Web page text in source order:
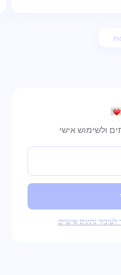
ולשימוש אישי
נתונים אישיים